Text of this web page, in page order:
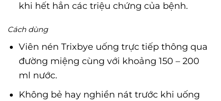
khi hết hẳn các triệu chứng của bệnh.
Cách dùng
Viên nén Trixbye uống trực tiếp thông qua
đường miệng cùng với khoảng 150 – 200
ml nước.
Không bẻ hay nghiền nát trước khi uống